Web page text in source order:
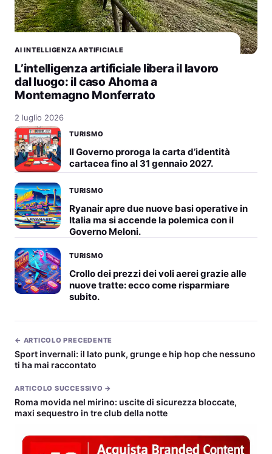
AI INTELLIGENZA ARTIFICIALE
L’intelligenza artificiale libera il lavoro
dal luogo: il caso Ahoma a
Montemagno Monferrato
2 luglio 2026
TURISMO
Il Governo proroga la carta d’identità
cartacea fino al 31 gennaio 2027.
TURISMO
Ryanair apre due nuove basi operative in
Italia ma si accende la polemica con il
Governo Meloni.
TURISMO
Crollo dei prezzi dei voli aerei grazie alle
nuove tratte: ecco come risparmiare
subito.
← ARTICOLO PRECEDENTE
Sport invernali: il lato punk, grunge e hip hop che nessuno
ti ha mai raccontato
ARTICOLO SUCCESSIVO →
Roma movida nel mirino: uscite di sicurezza bloccate,
maxi sequestro in tre club della notte